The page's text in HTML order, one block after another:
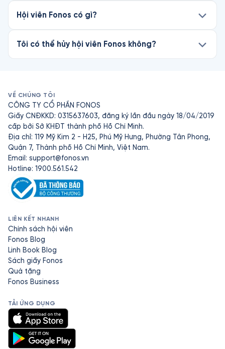
Hội viên Fonos có gì?
Tôi có thể hủy hội viên Fonos không?
VỀ CHÚNG TÔI
CÔNG TY CỔ PHẦN FONOS
Giấy CNĐKKD: 0315637603, đăng ký lần đầu ngày 18/04/2019
cấp bởi Sở KHĐT thành phố Hồ Chí Minh.
Địa chỉ: 119 Mỹ Kim 2 - H25, Phú Mỹ Hưng, Phường Tân Phong,
Quận 7, Thành phố Hồ Chí Minh, Việt Nam.
Email: support@fonos.vn
Hotline: 1900.561.542
LIÊN KẾT NHANH
Chính sách hội viên
Fonos Blog
Linh Book Blog
Sách giấy Fonos
Quà tặng
Fonos Business
TẢI ỨNG DỤNG